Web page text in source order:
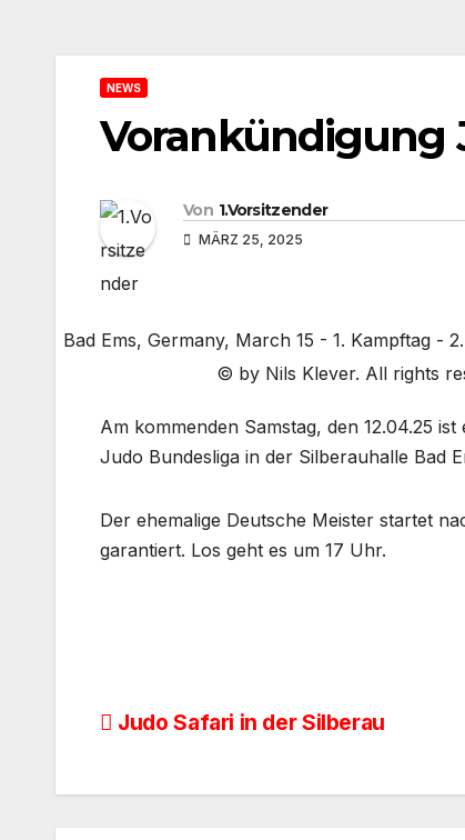
NEWS
Vorankündigung
Von 1.Vorsitzender
MÄRZ 25, 2025
Bad Ems, Germany, March 15 - 1. Kampftag -
© by Nils Klever. All rights
Am kommenden Samstag, den 12.04.25
Judo Bundesliga in der Silberauhalle Bad
Der ehemalige Deutsche Meister startet
garantiert. Los geht es um 17 Uhr.
Beitragsnavigation
Judo Safari in der Silberau